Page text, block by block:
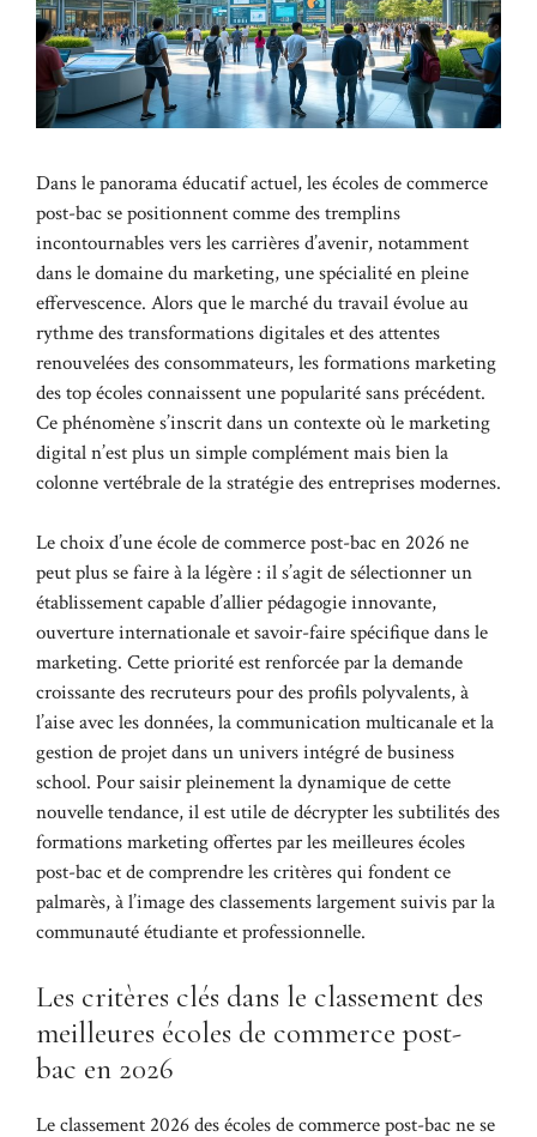
Dans le panorama éducatif actuel, les écoles de commerce
post-bac se positionnent comme des tremplins
incontournables vers les carrières d’avenir, notamment
dans le domaine du marketing, une spécialité en pleine
effervescence. Alors que le marché du travail évolue au
rythme des transformations digitales et des attentes
renouvelées des consommateurs, les formations marketing
des top écoles connaissent une popularité sans précédent.
Ce phénomène s’inscrit dans un contexte où le marketing
digital n’est plus un simple complément mais bien la
colonne vertébrale de la stratégie des entreprises modernes.
Le choix d’une école de commerce post-bac en 2026 ne
peut plus se faire à la légère : il s’agit de sélectionner un
établissement capable d’allier pédagogie innovante,
ouverture internationale et savoir-faire spécifique dans le
marketing. Cette priorité est renforcée par la demande
croissante des recruteurs pour des profils polyvalents, à
l’aise avec les données, la communication multicanale et la
gestion de projet dans un univers intégré de business
school. Pour saisir pleinement la dynamique de cette
nouvelle tendance, il est utile de décrypter les subtilités des
formations marketing offertes par les meilleures écoles
post-bac et de comprendre les critères qui fondent ce
palmarès, à l’image des classements largement suivis par la
communauté étudiante et professionnelle.
Les critères clés dans le classement des
meilleures écoles de commerce post-
bac en 2026
Le classement 2026 des écoles de commerce post-bac ne se